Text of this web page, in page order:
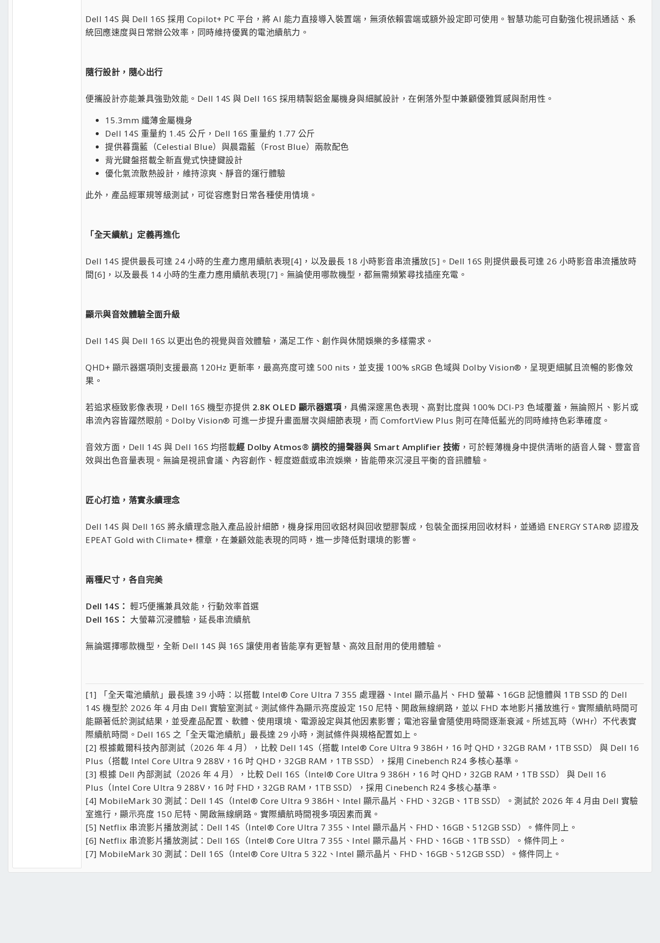
Dell 14S 與 Dell 16S 採用 Copilot+ PC 平台，將 AI 能力直接導入裝置端，無須依賴雲端或額外設定即可使用。智慧功能可自動強化視訊通話、系
統回應速度與日常辦公效率，同時維持優異的電池續航力。
隨行設計，隨心出行
便攜設計亦能兼具強勁效能。Dell 14S 與 Dell 16S 採用精製鋁金屬機身與細膩設計，在俐落外型中兼顧優雅質感與耐用性。
15.3mm 纖薄金屬機身
Dell 14S 重量約 1.45 公斤，Dell 16S 重量約 1.77 公斤
提供暮靄藍（Celestial Blue）與晨霜藍（Frost Blue）兩款配色
背光鍵盤搭載全新直覺式快捷鍵設計
優化氣流散熱設計，維持涼爽、靜音的運行體驗
此外，產品經軍規等級測試，可從容應對日常各種使用情境。
「全天續航」定義再進化
Dell 14S 提供最長可達 24 小時的生產力應用續航表現[4]，以及最長 18 小時影音串流播放[5]。Dell 16S 則提供最長可達 26 小時影音串流播放時
間[6]，以及最長 14 小時的生產力應用續航表現[7]。無論使用哪款機型，都無需頻繁尋找插座充電。
顯示與音效體驗全面升級
Dell 14S 與 Dell 16S 以更出色的視覺與音效體驗，滿足工作、創作與休閒娛樂的多樣需求。
QHD+ 顯示器選項則支援最高 120Hz 更新率，最高亮度可達 500 nits，並支援 100% sRGB 色域與 Dolby Vision®，呈現更細膩且流暢的影像效
果。
若追求極致影像表現，Dell 16S 機型亦提供 2.8K OLED 顯示器選項 ，具備深邃黑色表現、高對比度與 100% DCI-P3 色域覆蓋，無論照片、影片或
串流內容皆躍然眼前。Dolby Vision® 可進一步提升畫面層次與細節表現，而 ComfortView Plus 則可在降低藍光的同時維持色彩準確度。
音效方面，Dell 14S 與 Dell 16S 均搭載經 Dolby Atmos® 調校的揚聲器與 Smart Amplifier 技術 ，可於輕薄機身中提供清晰的語音人聲、豐富音
效與出色音量表現。無論是視訊會議、內容創作、輕度遊戲或串流娛樂，皆能帶來沉浸且平衡的音訊體驗。
匠心打造，落實永續理念
Dell 14S 與 Dell 16S 將永續理念融入產品設計細節，機身採用回收鋁材與回收塑膠製成，包裝全面採用回收材料，並通過 ENERGY STAR® 認證及
EPEAT Gold with Climate+ 標章，在兼顧效能表現的同時，進一步降低對環境的影響。
兩種尺寸，各自完美
Dell 14S： 輕巧便攜兼具效能，行動效率首選
Dell 16S： 大螢幕沉浸體驗，延長串流續航
無論選擇哪款機型，全新 Dell 14S 與 16S 讓使用者皆能享有更智慧、高效且耐用的使用體驗。
[1] 「全天電池續航」最長達 39 小時：以搭載 Intel® Core Ultra 7 355 處理器、Intel 顯示晶片、FHD 螢幕、16GB 記憶體與 1TB SSD 的 Dell
14S 機型於 2026 年 4 月由 Dell 實驗室測試。測試條件為顯示亮度設定 150 尼特、開啟無線網路，並以 FHD 本地影片播放進行。實際續航時間可
能顯著低於測試結果，並受產品配置、軟體、使用環境、電源設定與其他因素影響；電池容量會隨使用時間逐漸衰減。所述瓦時（WHr）不代表實
際續航時間。Dell 16S 之「全天電池續航」最長達 29 小時，測試條件與規格配置如上。
[2] 根據戴爾科技內部測試（2026 年 4 月），比較 Dell 14S（搭載 Intel® Core Ultra 9 386H，16 吋 QHD，32GB RAM，1TB SSD） 與 Dell 16
Plus（搭載 Intel Core Ultra 9 288V，16 吋 QHD，32GB RAM，1TB SSD），採用 Cinebench R24 多核心基準。
[3] 根據 Dell 內部測試（2026 年 4 月），比較 Dell 16S（Intel® Core Ultra 9 386H，16 吋 QHD，32GB RAM，1TB SSD） 與 Dell 16
Plus（Intel Core Ultra 9 288V，16 吋 FHD，32GB RAM，1TB SSD），採用 Cinebench R24 多核心基準。
[4] MobileMark 30 測試：Dell 14S（Intel® Core Ultra 9 386H、Intel 顯示晶片、FHD、32GB、1TB SSD）。測試於 2026 年 4 月由 Dell 實驗
室進行，顯示亮度 150 尼特、開啟無線網路。實際續航時間視多項因素而異。
[5] Netflix 串流影片播放測試：Dell 14S（Intel® Core Ultra 7 355、Intel 顯示晶片、FHD、16GB、512GB SSD）。條件同上。
[6] Netflix 串流影片播放測試：Dell 16S（Intel® Core Ultra 7 355、Intel 顯示晶片、FHD、16GB、1TB SSD）。條件同上。
[7] MobileMark 30 測試：Dell 16S（Intel® Core Ultra 5 322、Intel 顯示晶片、FHD、16GB、512GB SSD）。條件同上。